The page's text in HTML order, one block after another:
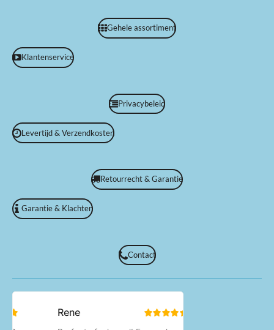
Gehele assortiment
Klantenservice
Privacybeleid
Levertijd & Verzendkosten
Retourrecht & Garantie
Garantie & Klachten
Contact